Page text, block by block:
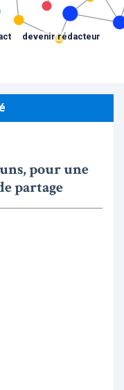
devenir rédacteur
pour une
partage